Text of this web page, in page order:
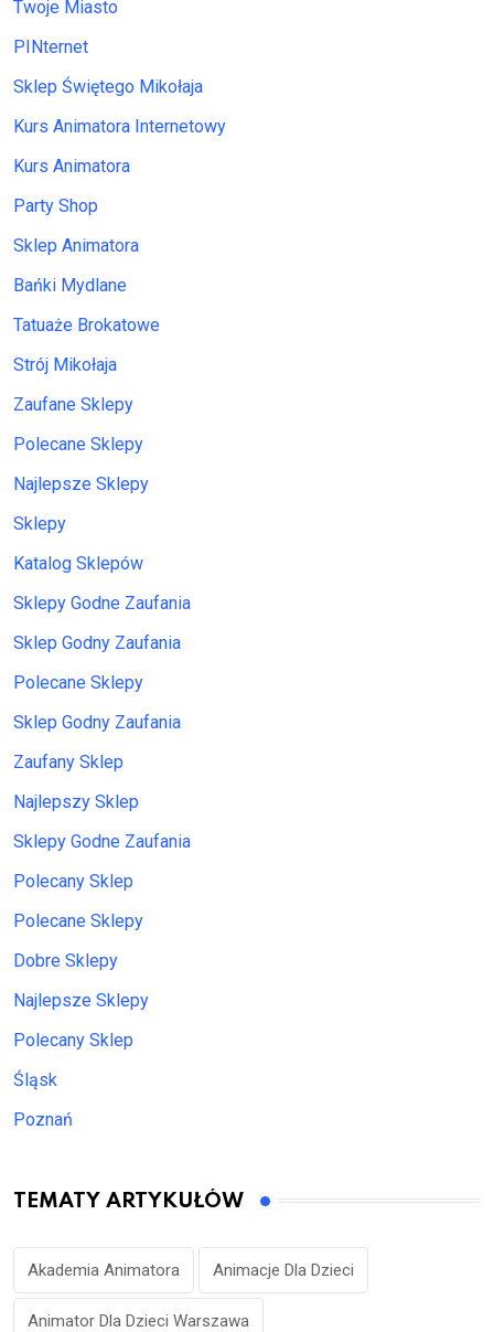
Twoje Miasto
PINternet
Sklep Świętego Mikołaja
Kurs Animatora Internetowy
Kurs Animatora
Party Shop
Sklep Animatora
Bańki Mydlane
Tatuaże Brokatowe
Strój Mikołaja
Zaufane Sklepy
Polecane Sklepy
Najlepsze Sklepy
Sklepy
Katalog Sklepów
Sklepy Godne Zaufania
Sklep Godny Zaufania
Polecane Sklepy
Sklep Godny Zaufania
Zaufany Sklep
Najlepszy Sklep
Sklepy Godne Zaufania
Polecany Sklep
Polecane Sklepy
Dobre Sklepy
Najlepsze Sklepy
Polecany Sklep
Śląsk
Poznań
TEMATY ARTYKUŁÓW
Akademia Animatora Animacje Dla Dzieci
Animator Dla Dzieci Warszawa